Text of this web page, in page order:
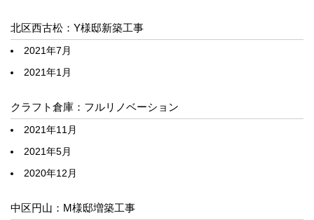
北区西古松：Y様邸新築工事
2021年7月
2021年1月
クラフト倉庫：フルリノベーション
2021年11月
2021年5月
2020年12月
中区円山：M様邸増築工事